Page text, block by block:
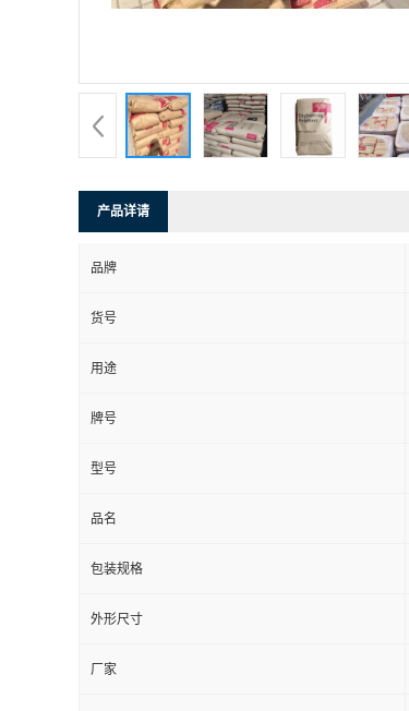
产品详请
品牌
货号
用途
牌号
型号
品名
包装规格
外形尺寸
厂家